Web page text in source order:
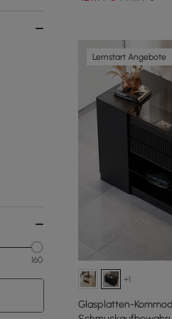
160
Lernstart Angebote
+1
Glasplatten-